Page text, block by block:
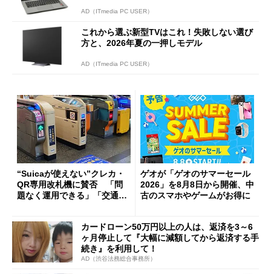
AD（ITmedia PC USER）
これから選ぶ新型TVはこれ！失敗しない選び
方と、2026年夏の一押しモデル
AD（ITmedia PC USER）
“Suicaが使えない”クレカ・
QR専用改札機に賛否 「問
題なく運用できる」「交通系I
ゲオが「ゲオのサマーセール
2026」を8月8日から開催、中
古のスマホやゲームがお得に
カードローン50万円以上の人は、返済を3～6
ヶ月停止して『大幅に減額してから返済する手
続き』を利用して！
AD（渋谷法務総合事務所）